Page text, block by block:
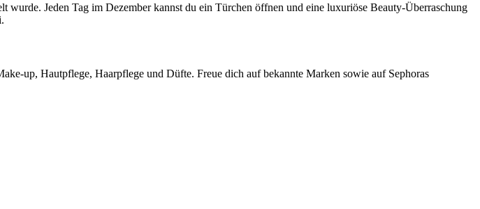
Jeden Tag im Dezember kannst du ein Türchen öffnen und eine luxuriöse Beauty-Überraschung
up, Hautpflege, Haarpflege und Düfte. Freue dich auf bekannte Marken sowie auf Sephoras